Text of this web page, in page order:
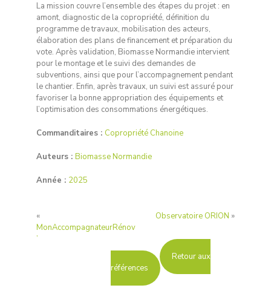
La mission couvre l’ensemble des étapes du projet : en
amont, diagnostic de la copropriété, définition du
programme de travaux, mobilisation des acteurs,
élaboration des plans de financement et préparation du
vote. Après validation, Biomasse Normandie intervient
pour le montage et le suivi des demandes de
subventions, ainsi que pour l’accompagnement pendant
le chantier. Enfin, après travaux, un suivi est assuré pour
favoriser la bonne appropriation des équipements et
l’optimisation des consommations énergétiques.
Commanditaires : Copropriété Chanoine
Auteurs : Biomasse Normandie
Année : 2025
«
MonAccompagnateurRénov
’
Observatoire ORION »
Retour aux
références